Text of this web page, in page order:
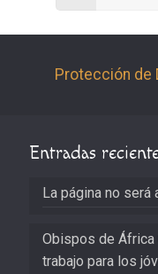
Protección de
Entradas
La página no será
Obispos de África
trabajo para los